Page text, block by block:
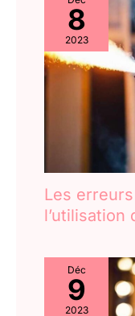
8
2023
Les
l’utilisation
Déc
9
2023